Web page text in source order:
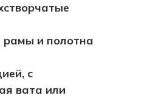
рамы и полотна
с
вата или